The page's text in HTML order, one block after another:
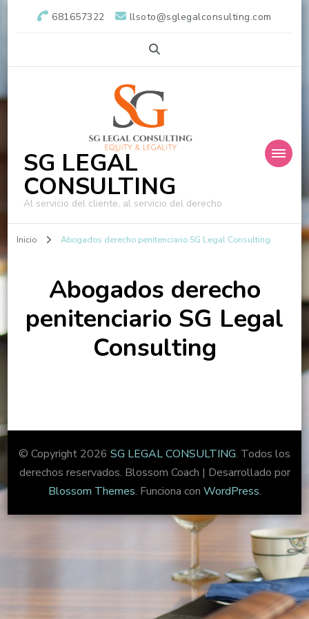
681657322 llsoto@sglegalconsulting.com
SG LEGAL
CONSULTING
Al servicio del cliente, al servicio del derecho
Inicio Abogados derecho penitenciario SG Legal Consulting
Abogados derecho
penitenciario SG Legal
Consulting
© Copyright 2026 SG LEGAL CONSULTING. Todos los
derechos reservados. Blossom Coach | Desarrollado por
Blossom Themes. Funciona con WordPress.